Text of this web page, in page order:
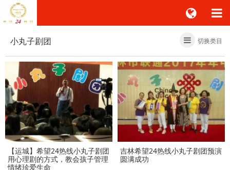
小丸子剧团 切换类目
【运城】希望24热线小丸子剧团
用心理剧的方式，教会孩子管理
情绪珍爱生命
吉林希望24热线小丸子剧团预演
圆满成功